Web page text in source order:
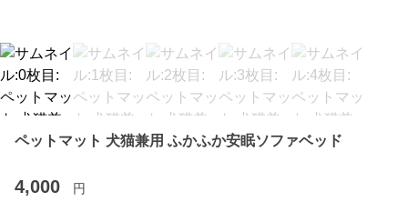
ペットマット 犬猫兼用 ふかふか安眠ソファベッド
4,000 円